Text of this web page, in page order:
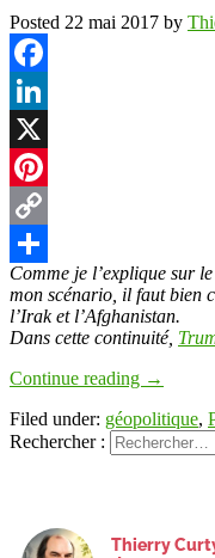
Posted 22 mai 2017 by
Facebook
LinkedIn
X
Pinterest
Copy
Link
Partager
Comme je l’explique sur
mon scénario, il faut bien
l’Irak et l’Afghanistan.
Dans cette continuité,
Continue reading →
Filed under: géopolitique,
Rechercher :
Thierry